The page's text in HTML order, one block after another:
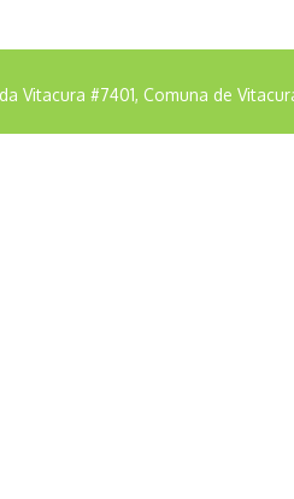
Vitacura #7401, Comuna de